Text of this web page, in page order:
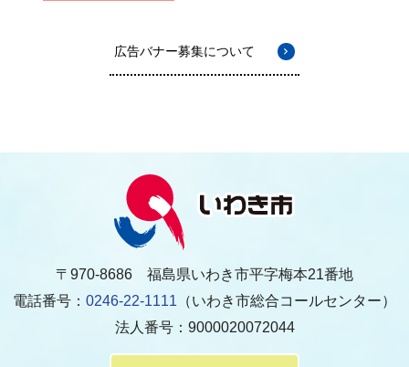
広告バナー募集について
〒970-8686 福島県いわき市平字梅本21番地
電話番号： 0246-22-1111 （いわき市総合コールセンター）
法人番号：9000020072044